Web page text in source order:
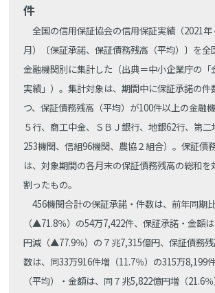
件
全国の信用保証協会の信用保証実績（2021年
月）〔保証承諾、保証債務残高（平均）〕を全
金融機関別に集計した（出典＝中小企業庁の「
実績」）。集計対象は、期間中に保証承諾の件
つ、保証債務残高（平均）が100件以上の金融
５行、商工中金、ＳＢＪ銀行、地銀62行、第
253機関、信組96機関、農協２組合）。保証債
は、対象期間の各月末の保証債務残高の総和を
割ったもの。
456機関合計の保証承諾・件数は、前年同期
（▲71.8％）の54万7,422件、保証承諾・金額
円減（▲77.9％）の７兆7,315億円、保証債務
数は、同33万916件増（11.7％）の315万8,199
（平均）・金額は、同７兆5,822億円増（21.6